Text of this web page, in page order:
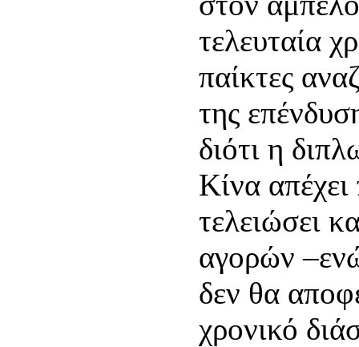
τελευταία
παίκτες
της
διότι η
Κίνα
τελειώσει
αγορών
δεν θα
χρονικό